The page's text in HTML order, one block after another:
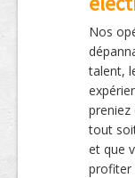
Nos
talent,
preniez
tout
et que
profiter